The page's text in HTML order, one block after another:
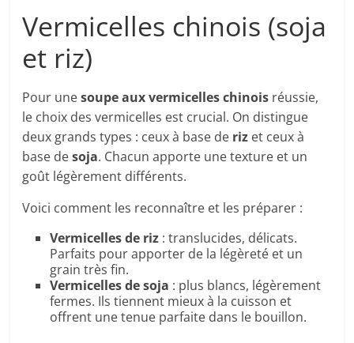
Vermicelles chinois (soja
et riz)
Pour unesoupe aux vermicelles chinois réussie,
le choix des vermicelles est crucial. On distingue
deux grands types : ceux à base de riz et ceux à
base desoja. Chacun apporte une texture et un
goût légèrement différents.
Voici comment les reconnaître et les préparer :
Vermicelles de riz : translucides, délicats.
Parfaits pour apporter de la légèreté et un
grain très fin.
Vermicelles de soja : plus blancs, légèrement
fermes. Ils tiennent mieux à la cuisson et
offrent une tenue parfaite dans le bouillon.